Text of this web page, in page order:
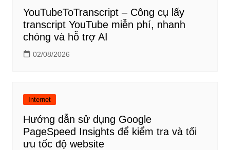
YouTubeToTranscript – Công cụ lấy
transcript YouTube miễn phí, nhanh
chóng và hỗ trợ AI
02/08/2026
Internet
Hướng dẫn sử dụng Google
PageSpeed Insights để kiểm tra và tối
ưu tốc độ website